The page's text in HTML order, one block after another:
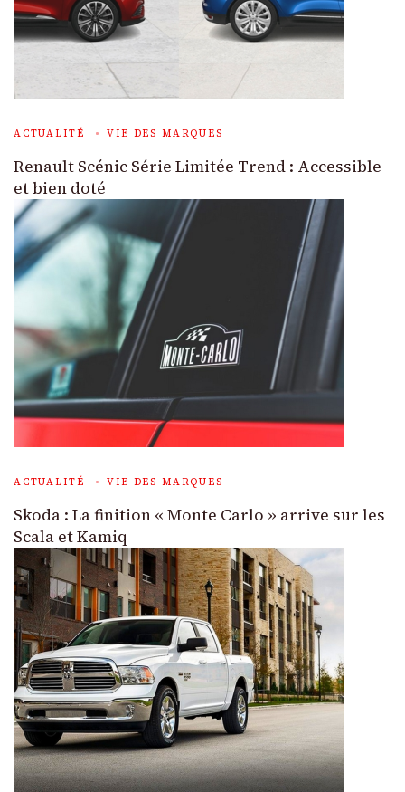
ACTUALITÉ VIE DES MARQUES
Renault Scénic Série Limitée Trend : Accessible
et bien doté
ACTUALITÉ VIE DES MARQUES
Skoda : La finition « Monte Carlo » arrive sur les
Scala et Kamiq